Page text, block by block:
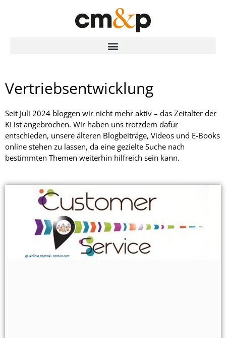
Vertriebsentwicklung
Seit Juli 2024 bloggen wir nicht mehr aktiv – das Zeitalter der
KI ist angebrochen. Wir haben uns trotzdem dafür
entschieden, unsere älteren Blogbeiträge, Videos und E-Books
online stehen zu lassen, da eine gezielte Suche nach
bestimmten Themen weiterhin hilfreich sein kann.